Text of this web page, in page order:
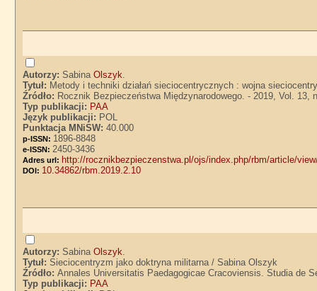
Autorzy:SabinaOlszyk.
Tytuł: Metody i techniki działań sieciocentrycznych : wojna
Źródło: Rocznik Bezpieczeństwa Międzynarodowego. - 2019, Vol. 13,
Typ publikacji: PAA
Język publikacji: POL
Punktacja MNiSW:40.000
p-ISSN: 1896-8848
e-ISSN: 2450-3436
Adres url: http://rocznikbezpieczenstwa.pl/ojs/index.php/rbm/article/
DOI: 10.34862/rbm.2019.2.10
Autorzy:SabinaOlszyk.
Tytuł:Sieciocentryzm jako doktryna militarna / Sabina Olszyk
Źródło:Annales Universitatis Paedagogicae Cracoviensis. Studia de
Typ publikacji: PAA